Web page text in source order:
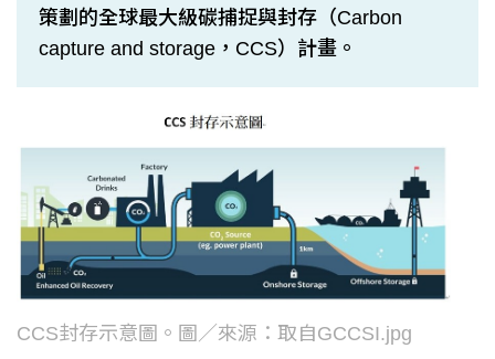
策劃的全球最大級碳捕捉與封存（Carbon
capture and storage，CCS）計畫。
CCS封存示意圖。圖／來源：取自GCCSI.jpg